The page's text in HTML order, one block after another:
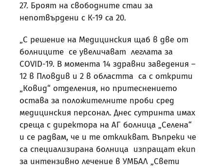
27. Броят на свободните стаи за
непотвърдени с К-19 са 20.
„С решение на Медицинския щаб в две от
болниците се увеличават леглата за
COVID-19. В момента 14 здравни заведения –
12 в Пловдив и 2 в областта са с открити
„Ковид“ отделения, но притеснението
остава за положителните проби сред
медицинския персонал. Днес сутринта имах
среща с директора на АГ болница „Селена“
и се радвам, че и те откликват. Въпреки че
са специализирана болница изпращат екип
за интензивно лечение в УМБАЛ „Свети